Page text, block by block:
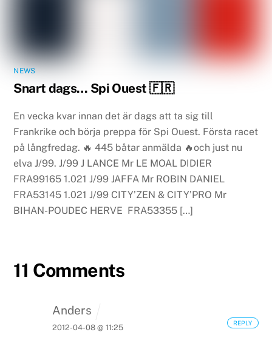
NEWS
Snart dags… Spi Ouest 🇫🇷
En vecka kvar innan det är dags att ta sig till
Frankrike och börja preppa för Spi Ouest. Första racet
på långfredag. 🔥 445 båtar anmälda 🔥och just nu
elva J/99. J/99 J LANCE Mr LE MOAL DIDIER
FRA99165 1.021 J/99 JAFFA Mr ROBIN DANIEL
FRA53145 1.021 J/99 CITY’ZEN & CITY’PRO Mr
BIHAN-POUDEC HERVE FRA53355 […]
11 Comments
Anders
2012-04-08 @ 11:25
REPLY